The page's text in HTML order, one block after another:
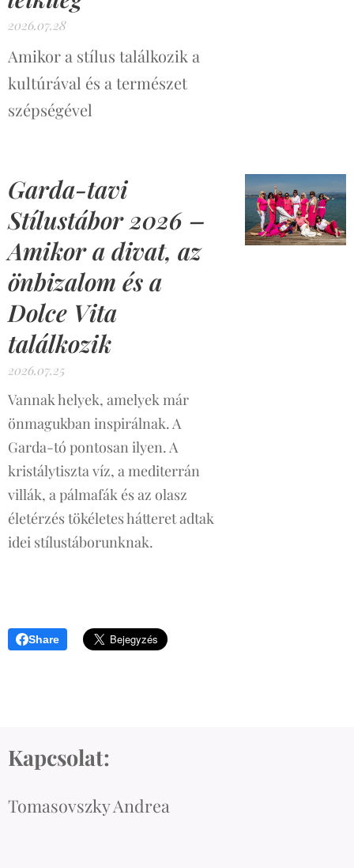
2026.07.28
Amikor a stílus találkozik a
kultúrával és a természet
szépségével
Garda-tavi
Stílustábor 2026 –
Amikor a divat, az
önbizalom és a
Dolce Vita
találkozik
2026.07.25
Vannak helyek, amelyek már
önmagukban inspirálnak. A
Garda-tó pontosan ilyen. A
kristálytiszta víz, a mediterrán
villák, a pálmafák és az olasz
életérzés tökéletes hátteret adtak
idei stílustáborunknak.
Share
Kapcsolat:
Tomasovszky Andrea